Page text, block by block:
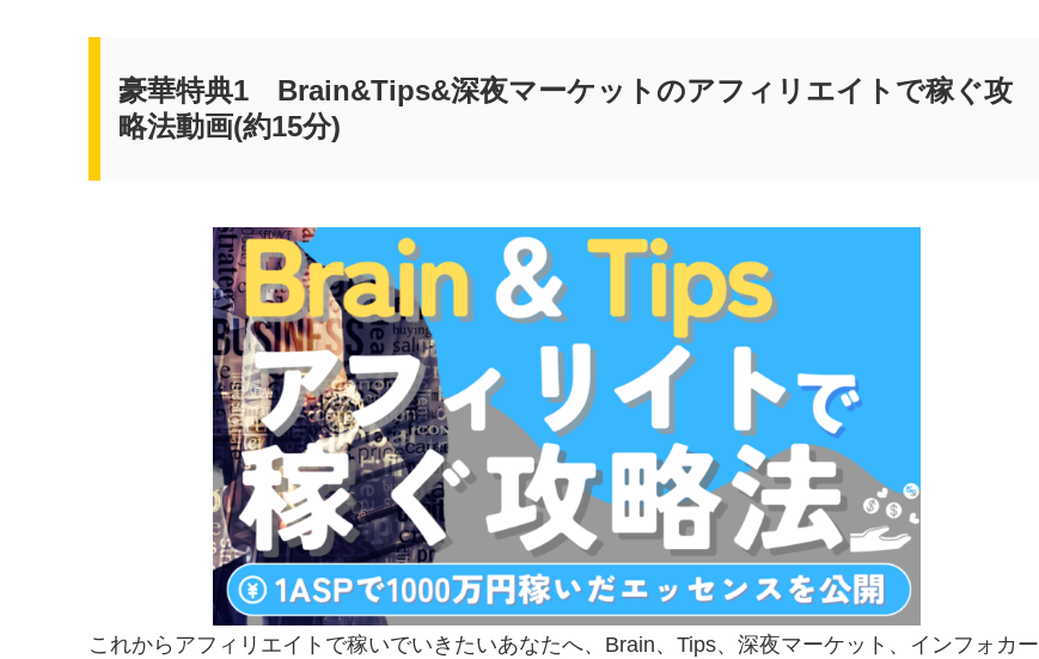
豪華特典1 Brain&Tips&深夜マーケットのアフィリエイトで稼ぐ攻
略法動画(約15分)
これからアフィリエイトで稼いでいきたいあなたへ、Brain、Tips、深夜マーケット、インフォカー